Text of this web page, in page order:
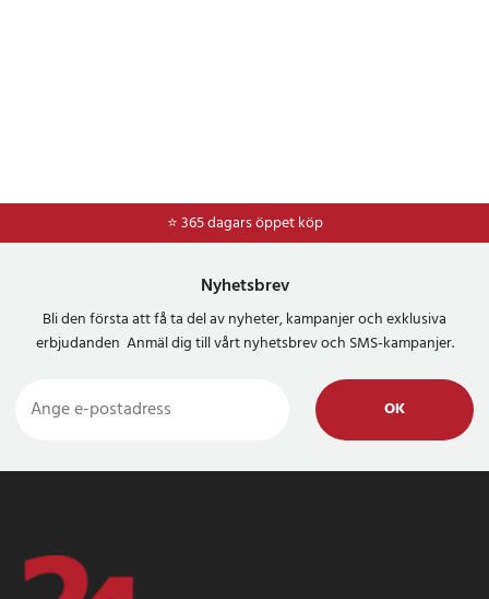
⭐ 365 dagars öppet köp
⭐Frakt 49kr *
Nyhetsbrev
Bli den första att få ta del av nyheter, kampanjer och exklusiva
erbjudanden Anmäl dig till vårt nyhetsbrev och SMS-kampanjer.
OK